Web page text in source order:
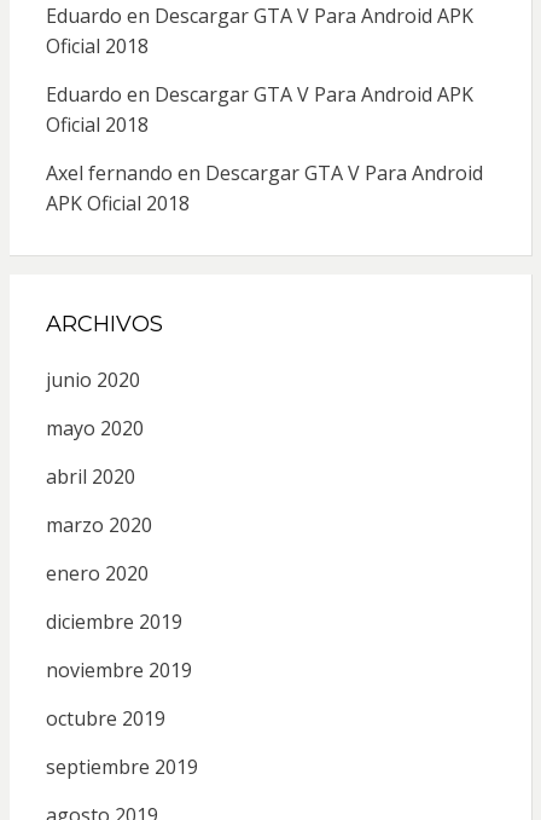
Eduardo en Descargar GTA V Para Android APK
Oficial 2018
Eduardo en Descargar GTA V Para Android APK
Oficial 2018
Axel fernando en Descargar GTA V Para Android
APK Oficial 2018
ARCHIVOS
junio 2020
mayo 2020
abril 2020
marzo 2020
enero 2020
diciembre 2019
noviembre 2019
octubre 2019
septiembre 2019
agosto 2019